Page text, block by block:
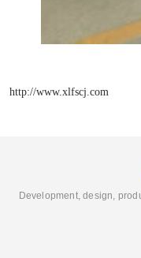
http://www.xlfscj.com
Development, design,